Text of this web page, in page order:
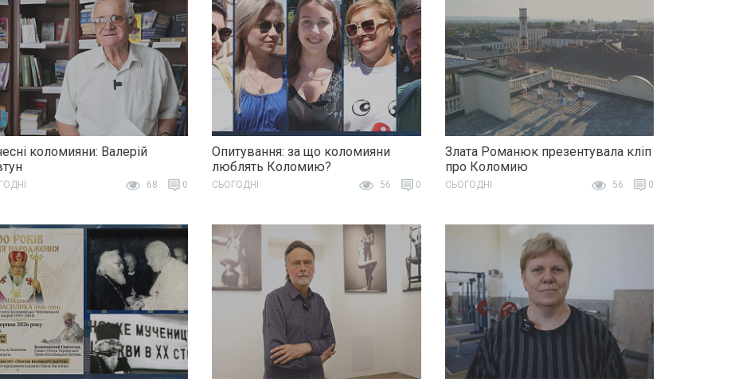
коломияни: Валерій
68 0
Опитування: за що коломияни
люблять Коломию?
СЬОГОДНІ 56 0
Злата Романюк презентувала кліп
про Коломию
СЬОГОДНІ 56 0